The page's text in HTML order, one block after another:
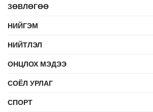
ЗӨВЛӨГӨӨ
НИЙГЭМ
НИЙТЛЭЛ
ОНЦЛОХ МЭДЭЭ
СОЁЛ УРЛАГ
СПОРТ